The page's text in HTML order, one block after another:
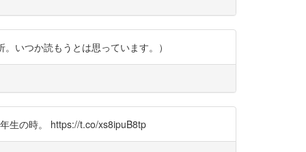
いつか読もうとは思っています。）
生の時。 https://t.co/xs8ipuB8tp